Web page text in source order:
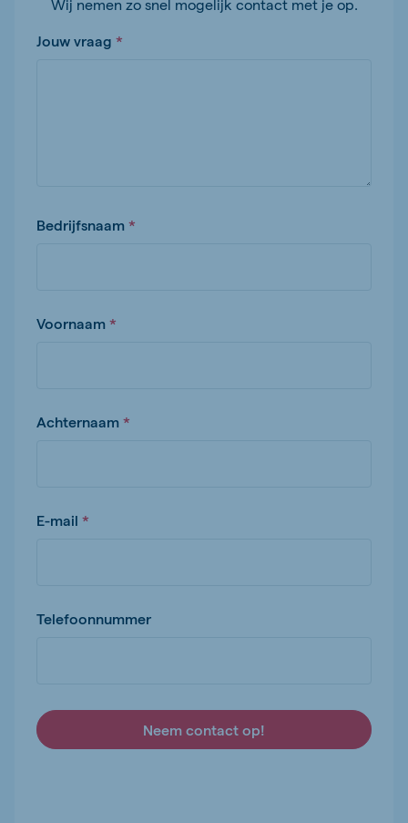
Wij nemen zo snel mogelijk contact met je op.
Jouw vraag
Bedrijfsnaam
Voornaam
Achternaam
E-mail
Telefoonnummer
Neem contact op!